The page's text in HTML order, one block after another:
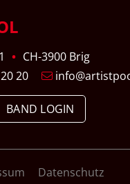
CH-3900 Brig
20
BAND LOGIN
Datenschutz